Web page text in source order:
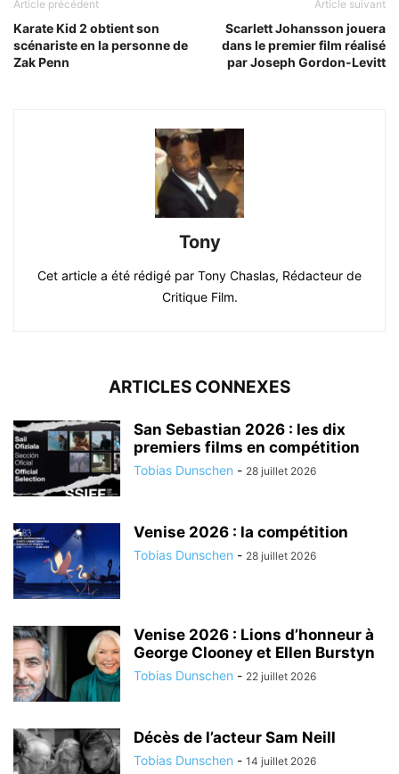
Article précédent
Karate Kid 2 obtient son
scénariste en la personne de
Zak Penn
Article suivant
Scarlett Johansson jouera
dans le premier film réalisé
par Joseph Gordon-Levitt
Tony
Cet article a été rédigé par Tony Chaslas, Rédacteur de
Critique Film.
ARTICLES CONNEXES
San Sebastian 2026 : les dix
premiers films en compétition
Tobias Dunschen - 28 juillet 2026
Venise 2026 : la compétition
Tobias Dunschen - 28 juillet 2026
Venise 2026 : Lions d’honneur à
George Clooney et Ellen Burstyn
Tobias Dunschen - 22 juillet 2026
Décès de l’acteur Sam Neill
Tobias Dunschen - 14 juillet 2026